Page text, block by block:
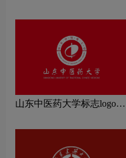
山东中医药大学标志logo图